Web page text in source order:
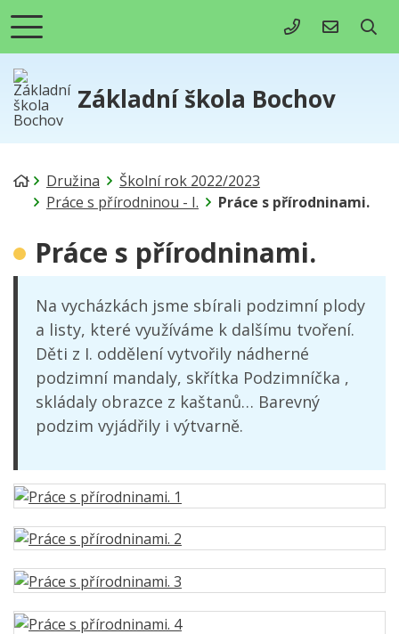
+420 731 495
Základní škola Bochov
Úvodní stránka
Družina
Školní rok 2022/2023
Práce s přírodninou - I.
Práce s přírodninami.
Práce s přírodninami.
Na vycházkách jsme sbírali podzimní plody
a listy, které využíváme k dalšímu tvoření.
Děti z I. oddělení vytvořily nádherné
podzimní mandaly, skřítka Podzimníčka ,
skládaly obrazce z kaštanů… Barevný
podzim vyjádřily i výtvarně.